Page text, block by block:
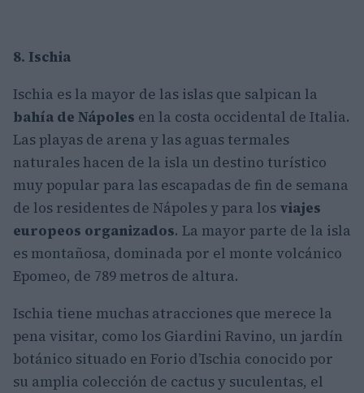
8. Ischia
Ischia es la mayor de las islas que salpican la
bahía de Nápoles en la costa occidental de Italia.
Las playas de arena y las aguas termales
naturales hacen de la isla un destino turístico
muy popular para las escapadas de fin de semana
de los residentes de Nápoles y para los viajes
europeos organizados. La mayor parte de la isla
es montañosa, dominada por el monte volcánico
Epomeo, de 789 metros de altura.
Ischia tiene muchas atracciones que merece la
pena visitar, como los Giardini Ravino, un jardín
botánico situado en Forio d’Ischia conocido por
su amplia colección de cactus y suculentas, el